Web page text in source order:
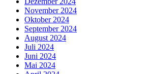
November 2024
Oktober 2024
September 2024
August 2024
Juli 2024
Juni 2024
Mai 2024